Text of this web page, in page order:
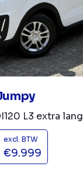
L3 extra lang
excl. BTW
€9.999